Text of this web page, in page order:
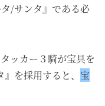
/サンタ』である必
ッカー３騎が宝具を
を採用すると、 宝